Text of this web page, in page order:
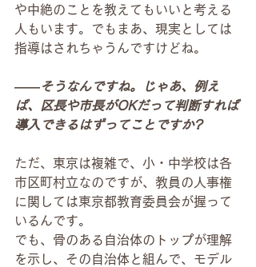
や中絶のことを教えてもいいと考える
人もいます。でもまあ、現実としては
指導はされちゃうんですけどね。
――そうなんですね。じゃあ、例え
ば、区長や市長がOKだって判断すれば
導入できるはずってことですか?
ただ、東京は複雑で、小・中学校は各
市区町村立なのですが、教員の人事権
に関しては東京都教育委員会が握って
いるんです。
でも、骨のある自治体のトップが理解
を示し、その自治体と組んで、モデル